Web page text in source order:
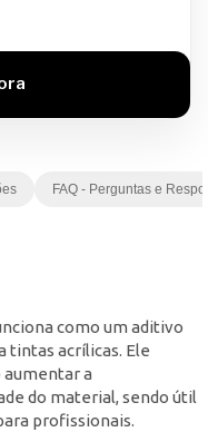
FAQ - Perguntas e
como um aditivo
tintas acrílicas. Ele
aumentar a
do material, sendo útil
profissionais.